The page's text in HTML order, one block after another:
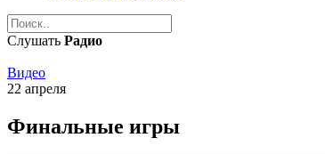
Слушать Радио
Видео
22 апреля
Финальные игры